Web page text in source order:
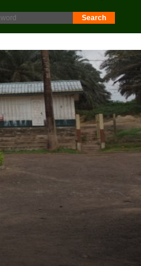
in. Minutes from AGM 2025 is now available
Please log in.